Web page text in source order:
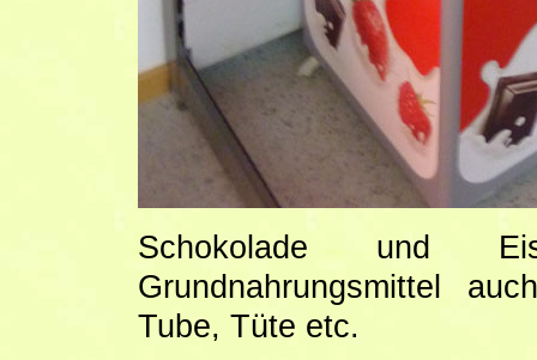
Schokolade und
Grundnahrungsmittel
Tube, Tüte etc.